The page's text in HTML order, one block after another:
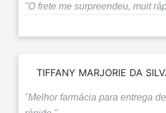
"O frete me surpreendeu, muit
TIFFANY MARJORIE DA
"Melhor farmácia para entrega